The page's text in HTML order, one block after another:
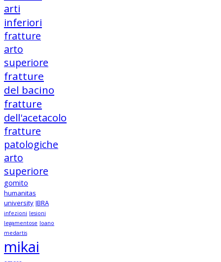
arti
inferiori
fratture
arto
superiore
fratture
del bacino
fratture
dell'acetacolo
fratture
patologiche
arto
superiore
gomito
humanitas
university IBRA
infezioni lesioni
legamentose loano
medartis
mikai